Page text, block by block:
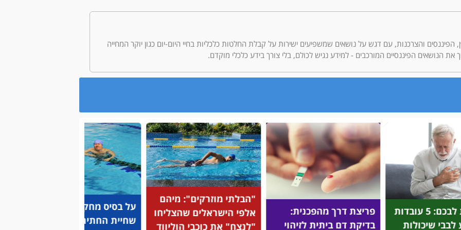
תחומי הנדל״ן, הפיננסים והצרכנות, עם דגש על נושאים שמשפיעים ישירות על קבלת החלטות כלכליות בחיי היום-יום כגון יוקר המחייה
לתשומת לבכם: 5 עובדות
שיכולות
פריצת דרך מהפכנית:
בדיקת דם ביתית לזיהוי
"הבלתי מוזרקים": מיהם
אלפי הישראלים שהצליחו
"לנצח" את כוכבי הוליווד
על בסיס מחקרים: שיטת
שחיית החתירה שמסייעת